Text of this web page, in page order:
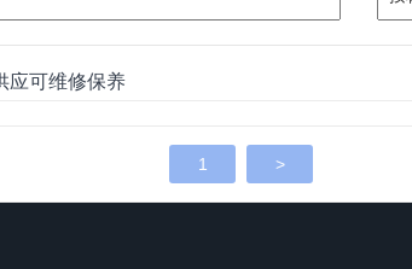
应可维修保养
1 >